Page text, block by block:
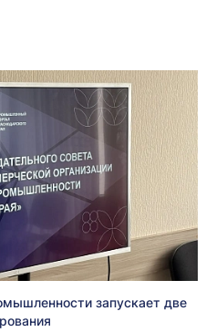
запускает две